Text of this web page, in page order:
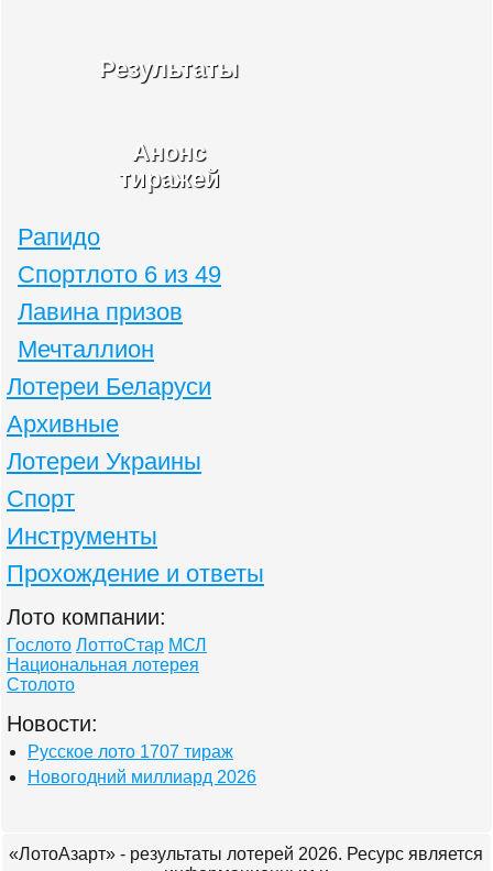
Результаты
Анонс
тиражей
Рапидо
Спортлото 6 из 49
Лавина призов
Мечталлион
Лотереи Беларуси
Архивные
Лотереи Украины
Спорт
Инструменты
Прохождение и ответы
Лото компании:
Гослото ЛоттоСтар МСЛ
Национальная лотерея
Столото
Новости:
Русское лото 1707 тираж
Новогодний миллиард 2026
«ЛотоАзарт» - результаты лотерей 2026. Ресурс является